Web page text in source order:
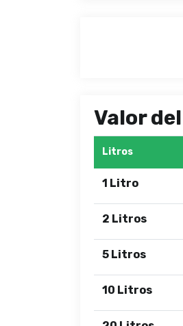
Valor
Litros
1 Litro
2 Litros
5 Litros
10 Litros